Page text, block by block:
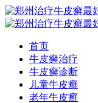
首页
牛皮癣治疗
牛皮癣诊断
儿童牛皮癣
老年牛皮癣